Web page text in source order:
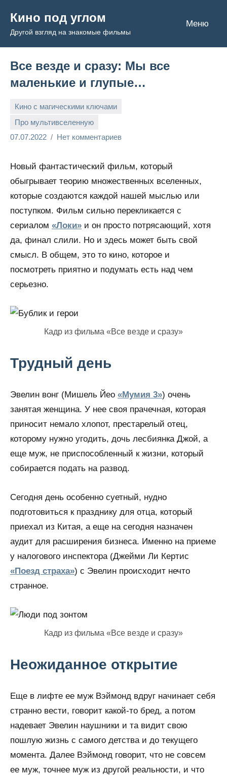
содержимому
Кино под углом
Другой взгляд на знакомые фильмы
Меню
Все везде и сразу: Мы все
маленькие и глупые…
Кино с магическими ключами
Про мультивселенную
07.07.2022
Admin
Нет комментариев
Новый фантастический фильм, который
обыгрывает теорию множественных вселенных,
которые создаются каждой нашей мыслью или
поступком. Фильм сильно перекликается с
сериалом «Локи» и он просто потрясающий, хотя
да, финал слили. Но и здесь может быть свой
смысл. В общем, это то кино, которое и
посмотреть приятно и подумать есть над чем
серьезно.
Кадр из фильма «Все везде и сразу»
Трудный день
Эвелин вонг (Мишель Йео «Мумия 3») очень
занятая женщина. У нее своя прачечная, которая
приносит немало хлопот, престарелый отец,
которому нужно угодить, дочь лесбиянка Джой, а
еще муж, не приспособленный к жизни, который
собирается подать на развод.
Сегодня день особенно суетный, нудно
подготовиться к празднику для отца, который
приехал из Китая, а еще на сегодня назначен
аудит для расширения бизнеса. Именно на приеме
у налогового инспектора (Джейми Ли Кертис
«Поезд страха») с Эвелин происходит нечто
странное.
Кадр из фильма «Все везде и сразу»
Неожиданное открытие
Еще в лифте ее муж Вэймонд вдруг начинает себя
странно вести, говорит какой-то бред, а потом
надевает Эвелин наушники и та видит свою
пошлую жизнь с самого детства и до текущего
момента. Далее Вэймонд говорит, что не совсем
ее муж, точнее муж из другой реальности, и что